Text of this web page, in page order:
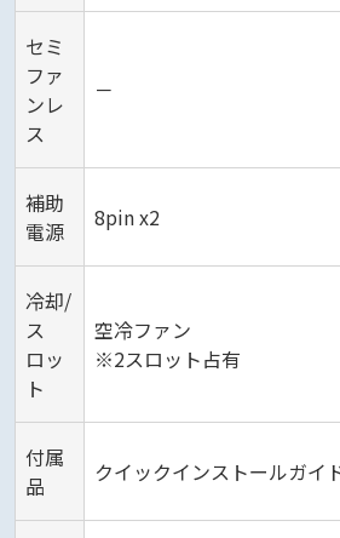
セミ
ファ
ンレ
ス
－
補助
電源
8pin x2
冷却/
ス
ロッ
ト
空冷ファン
※2スロット占有
付属
品
クイックインストールガイ